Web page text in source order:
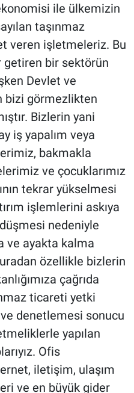
ile ülkemizin
taşınmaz
veren işletmeleriz. Bu
getiren bir sektörün
Devlet ve
bizi görmezlikten
Bizlerin yani
iş yapalım veya
bakmakla
ve çocuklarımız
tekrar yükselmesi
işlemlerini askıya
nedeniyle
ve ayakta kalma
özellikle bizlerin
çağrıda
ticareti yetki
denetlemesi sonucu
yapılan
Ofis
iletişim, ulaşım
ve en büyük gider